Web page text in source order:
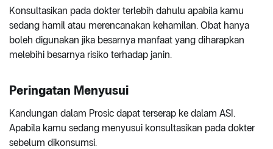
Konsultasikan pada dokter terlebih dahulu apabila kamu
sedang hamil atau merencanakan kehamilan. Obat hanya
boleh digunakan jika besarnya manfaat yang diharapkan
melebihi besarnya risiko terhadap janin.
Peringatan Menyusui
Kandungan dalam Prosic dapat terserap ke dalam ASI.
Apabila kamu sedang menyusui konsultasikan pada dokter
sebelum dikonsumsi.